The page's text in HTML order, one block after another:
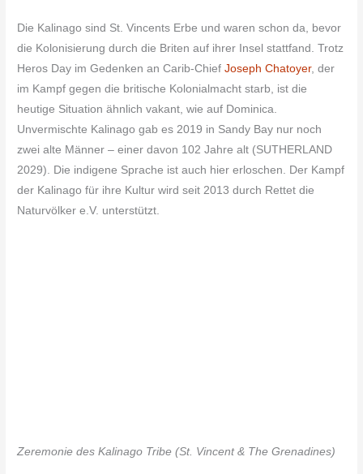
Die Kalinago sind St. Vincents Erbe und waren schon da, bevor
die Kolonisierung durch die Briten auf ihrer Insel stattfand. Trotz
Heros Day im Gedenken an Carib-Chief Joseph Chatoyer, der
im Kampf gegen die britische Kolonialmacht starb, ist die
heutige Situation ähnlich vakant, wie auf Dominica.
Unvermischte Kalinago gab es 2019 in Sandy Bay nur noch
zwei alte Männer – einer davon 102 Jahre alt (SUTHERLAND
2029). Die indigene Sprache ist auch hier erloschen. Der Kampf
der Kalinago für ihre Kultur wird seit 2013 durch Rettet die
Naturvölker e.V. unterstützt.
Zeremonie des Kalinago Tribe (St. Vincent & The Grenadines)